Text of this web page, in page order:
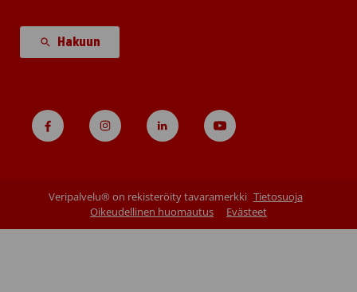
Hakuun
Veripalvelu® on rekisteröity tavaramerkki Tietosuoja
Oikeudellinen huomautus
Evästeet